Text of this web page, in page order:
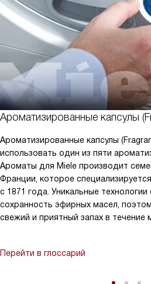
Ароматизированные капсулы
Ароматизированные капсулы
использовать один из пяти
Ароматы для Miele производит
Франции, которое
с 1871 года. Уникальные
сохранность эфирных масел,
свежий и приятный запах в течение
Перейти в глоссарий